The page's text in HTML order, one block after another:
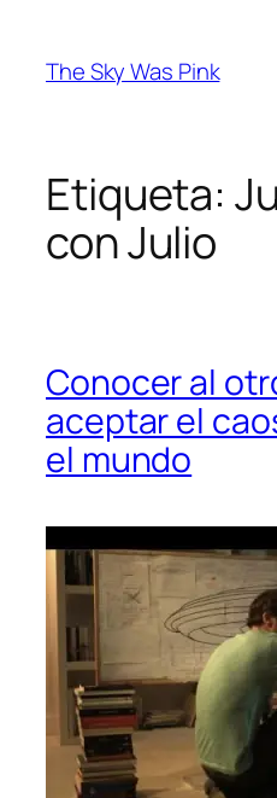
contenido
The Sky Was Pink
Etiqueta:
con Julio
Conocer al
aceptar el
el mundo